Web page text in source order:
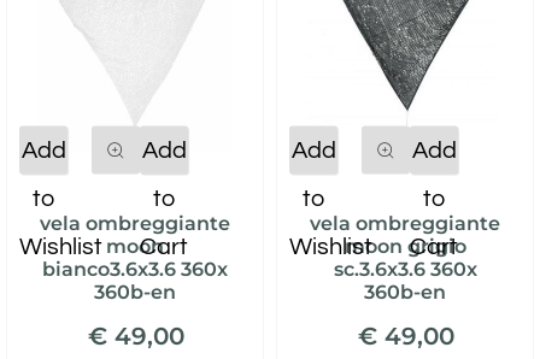
Add
to
Wishlist
Add
to
Cart
vela ombreggiante
moon
bianco3.6x3.6 360x
360b-en
€ 49,00
Add
to
Wishlist
Add
to
Cart
vela ombreggiante
moon grigio
sc.3.6x3.6 360x
360b-en
€ 49,00